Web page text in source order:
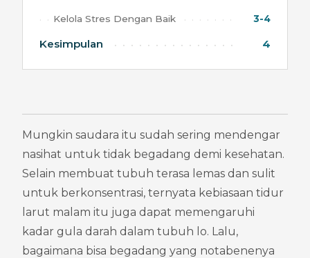
Kelola Stres Dengan Baik 3-4
Kesimpulan 4
Mungkin saudara itu sudah sering mendengar
nasihat untuk tidak begadang demi kesehatan.
Selain membuat tubuh terasa lemas dan sulit
untuk berkonsentrasi, ternyata kebiasaan tidur
larut malam itu juga dapat memengaruhi
kadar gula darah dalam tubuh lo. Lalu,
bagaimana bisa begadang yang notabenenya